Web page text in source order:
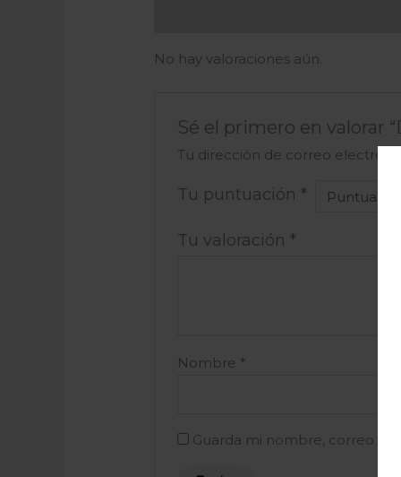
No hay valoraciones aún.
Sé el primero en valorar
Tu dirección de correo
Tu puntuación *
Tu valoración *
Nombre *
Guarda mi nombre, correo